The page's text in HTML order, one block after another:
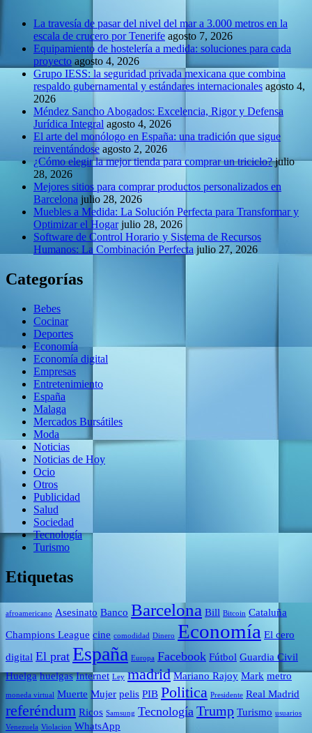
La travesía de pasar del nivel del mar a 3.000 metros en la
escala de crucero por Tenerife agosto 7, 2026
Equipamiento de hostelería a medida: soluciones para cada
proyecto agosto 4, 2026
Grupo IESS: la seguridad privada mexicana que combina
respaldo gubernamental y estándares internacionales agosto 4,
2026
Méndez Sancho Abogados: Excelencia, Rigor y Defensa
Jurídica Integral agosto 4, 2026
El arte del monólogo en España: una tradición que sigue
reinventándose agosto 2, 2026
¿Cómo elegir la mejor tienda para comprar un triciclo? julio
28, 2026
Mejores sitios para comprar productos personalizados en
Barcelona julio 28, 2026
Muebles a Medida: La Solución Perfecta para Transformar y
Optimizar el Hogar julio 28, 2026
Software de Control Horario y Sistema de Recursos
Humanos: La Combinación Perfecta julio 27, 2026
Categorías
Bebes
Cocinar
Deportes
Economía
Economía digital
Empresas
Entretenimiento
España
Malaga
Mercados Bursátiles
Moda
Noticias
Noticias de Hoy
Ocio
Otros
Publicidad
Salud
Sociedad
Tecnología
Turismo
Etiquetas
afroamericano Asesinato Banco Barcelona Bill Bitcoin Cataluña
Champions League cine comodidad Dinero Economía El cero
digital El prat España Europa Facebook Fútbol Guardia Civil
Huelga huelgas Internet Ley madrid Mariano Rajoy Mark metro
moneda virtual Muerte Mujer pelis PIB Politica Presidente Real Madrid
referéndum Ricos Samsung Tecnología Trump Turismo usuarios
Venezuela Violacion WhatsApp